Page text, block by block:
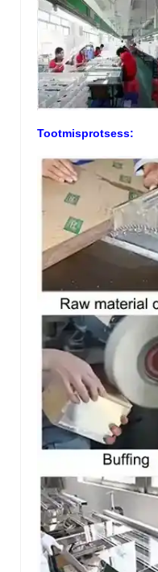
Tootmisprotsess: